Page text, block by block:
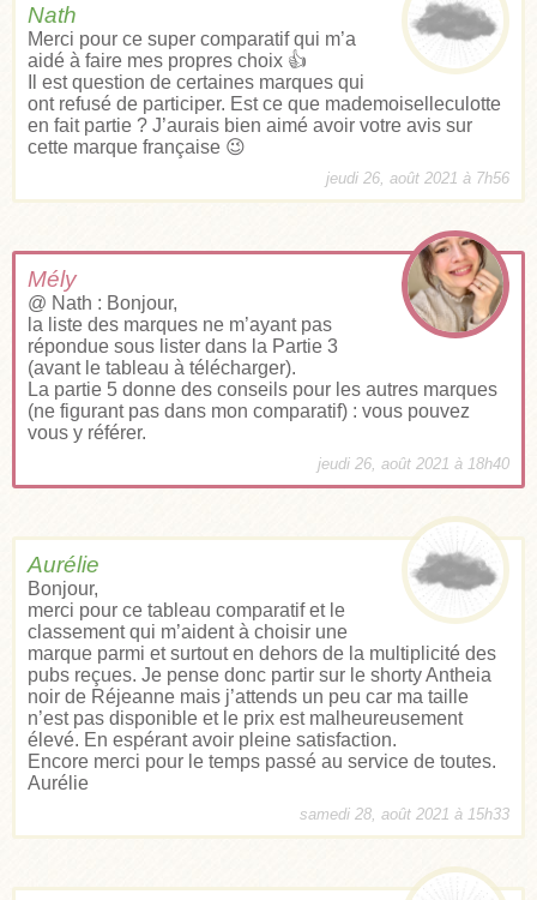
Nath
Merci pour ce super comparatif qui m’a
aidé à faire mes propres choix 👍
Il est question de certaines marques qui
ont refusé de participer. Est ce que mademoiselleculotte
en fait partie ? J’aurais bien aimé avoir votre avis sur
cette marque française 😉
jeudi 26, août 2021 à 7h56
Mély
@ Nath : Bonjour,
la liste des marques ne m’ayant pas
répondue sous lister dans la Partie 3
(avant le tableau à télécharger).
La partie 5 donne des conseils pour les autres marques
(ne figurant pas dans mon comparatif) : vous pouvez
vous y référer.
jeudi 26, août 2021 à 18h40
Aurélie
Bonjour,
merci pour ce tableau comparatif et le
classement qui m’aident à choisir une
marque parmi et surtout en dehors de la multiplicité des
pubs reçues. Je pense donc partir sur le shorty Antheia
noir de Réjeanne mais j’attends un peu car ma taille
n’est pas disponible et le prix est malheureusement
élevé. En espérant avoir pleine satisfaction.
Encore merci pour le temps passé au service de toutes.
Aurélie
samedi 28, août 2021 à 15h33